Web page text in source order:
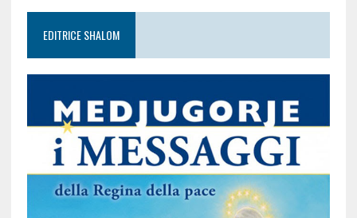
EDITRICE SHALOM